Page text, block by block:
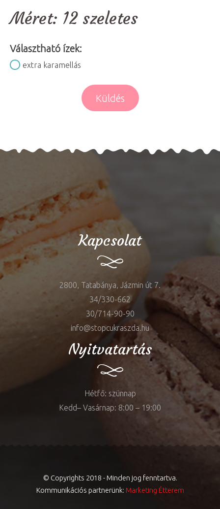
Méret: 12 szeletes
Választható ízek:
extra karamellás
Küldés
Kapcsolat
2800, Tatabánya, Jázmin út 7.
34/330-662
30/714-90-90
info@stopcukraszda.hu
Nyitvatartás
Hétfő: szünnap
Kedd– Vasárnap: 8:00 – 19:00
© Copyrights 2018 - Minden jog fenntartva.
Kommunikációs partnerünk: Marketing Étterem